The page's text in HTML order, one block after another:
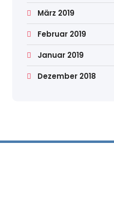
März 2019
Februar 2019
Januar 2019
Dezember 2018